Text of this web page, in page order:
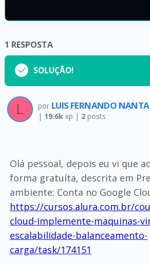
1 RESPOSTA
SOLUÇÃO!
por LUIS FERNANDO
| 19.6kxp | 2posts
Olá pessoal, depois eu vi que
forma gratuíta, descrita em
ambiente: Conta no Google
https://cursos.alura.com.br/
cloud-implemente-maquinas-
escalabilidade-balanceamento-
carga/task/174151